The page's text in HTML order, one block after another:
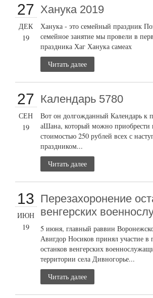
27
ДЕК
19
Ханука 2019
Ханука - это семейный праздник
семейное занятие мы провели в
праздника Хаг Ханука самеах
Читать далее
27
СЕН
19
Календарь 5780
Вот он долгожданный Календарь к
аШана, который можно приобрести
стоимостью 250 рублей всех с
праздником...
Читать далее
13
ИЮН
19
Перезахоронение
венгерских
5 июня, главный раввин
Авигдор Носиков принял участие в
останков венгерских
территории села Дивногорье...
Читать далее